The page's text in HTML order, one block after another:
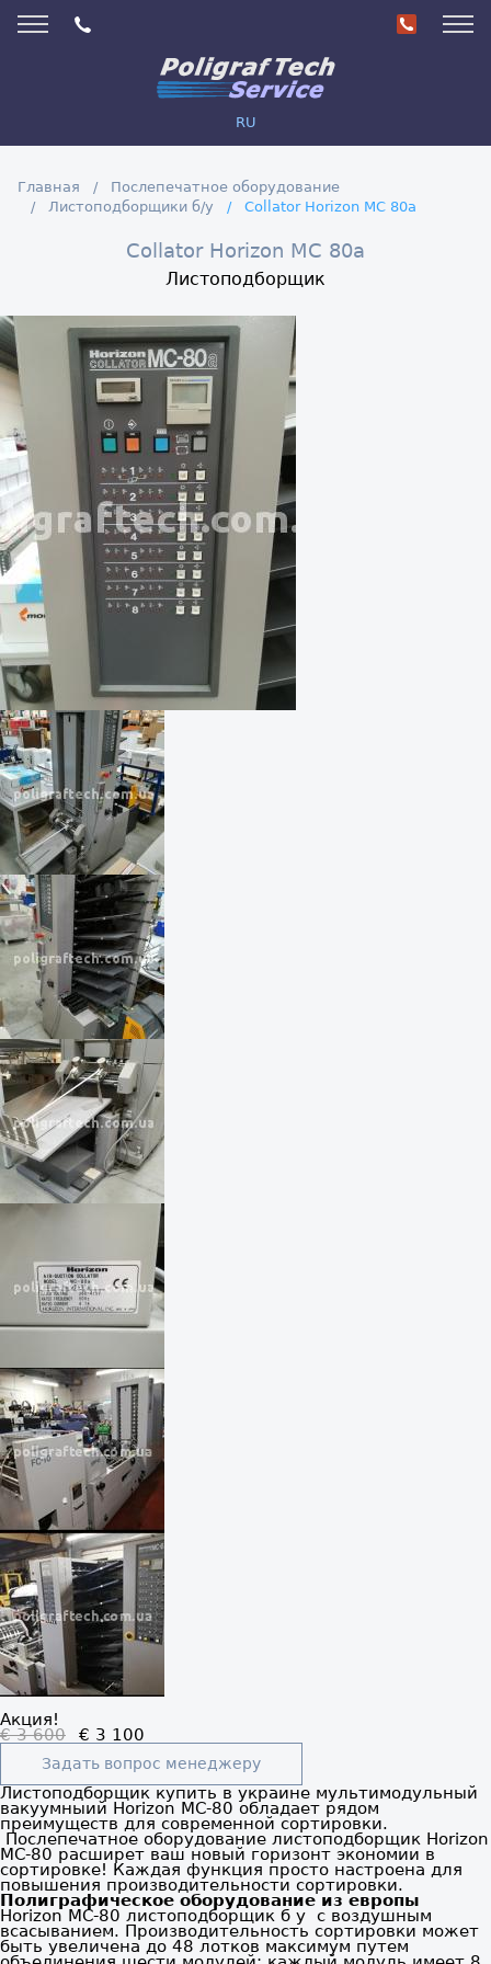
RU
Главная
Послепечатное оборудование
Листоподборщики б/у
Collator Horizon MC 80a
Collator Horizon MC 80a
Листоподборщик
Акция!
€ 3 600 € 3 100
Задать вопрос менеджеру
Листоподборщик купить в украине мультимодульный
вакуумныий Horizon MC-80 обладает рядом
преимуществ для современной сортировки.
Послепечатное оборудование листоподборщик Horizon
MC-80 расширет ваш новый горизонт экономии в
сортировке! Каждая функция просто настроена для
повышения производительности сортировки.
Полиграфическое оборудование из европы
Horizon MC-80 листоподборщик б у с воздушным
всасыванием. Производительность сортировки может
быть увеличена до 48 лотков максимум путем